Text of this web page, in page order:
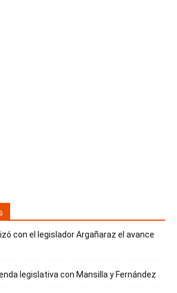
con el legislador Argañaraz el avance
legislativa con Mansilla y Fernández